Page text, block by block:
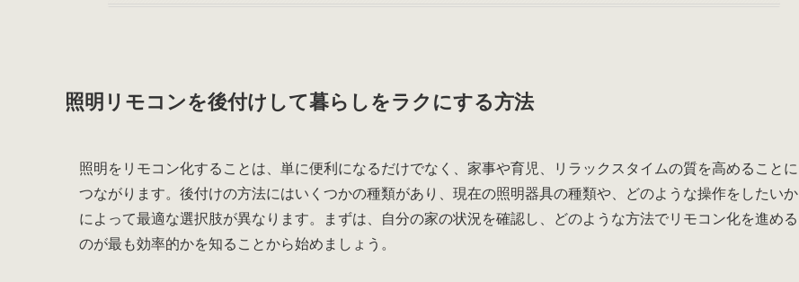
照明リモコンを後付けして暮らしをラクにする方法
照明をリモコン化することは、単に便利になるだけでなく、家事や育児、リラックスタイムの質を高めることに
つながります。後付けの方法にはいくつかの種類があり、現在の照明器具の種類や、どのような操作をしたいか
によって最適な選択肢が異なります。まずは、自分の家の状況を確認し、どのような方法でリモコン化を進める
のが最も効率的かを知ることから始めましょう。